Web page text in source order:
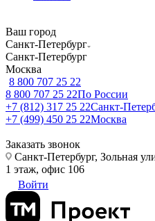
Ваш город
Санкт-Петербург
Санкт-Петербург
Москва
8 800 707 25 22
8 800 707 25 22По России
+7 (812) 317 25 22Санкт-
+7 (499) 450 25 22Москва
Заказать звонок
Санкт-Петербург, Зольная
1 этаж, офис 106
Войти